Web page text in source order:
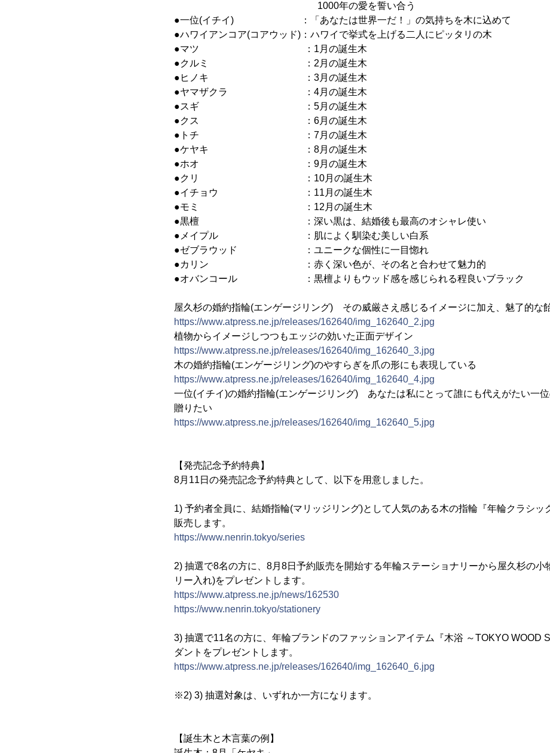
1000年の愛を誓い合う
●一位(イチイ) ：「あなたは世界一だ！」の気持ちを木に込めて
●ハワイアンコア(コアウッド)：ハワイで挙式を上げる二人にピッタリの木
●マツ ：1月の誕生木
●クルミ ：2月の誕生木
●ヒノキ ：3月の誕生木
●ヤマザクラ ：4月の誕生木
●スギ ：5月の誕生木
●クス ：6月の誕生木
●トチ ：7月の誕生木
●ケヤキ ：8月の誕生木
●ホオ ：9月の誕生木
●クリ ：10月の誕生木
●イチョウ ：11月の誕生木
●モミ ：12月の誕生木
●黒檀 ：深い黒は、結婚後も最高のオシャレ使い
●メイプル ：肌によく馴染む美しい白系
●ゼブラウッド ：ユニークな個性に一目惚れ
●カリン ：赤く深い色が、その名と合わせて魅力的
●オバンコール ：黒檀よりもウッド感を感じられる程良いブラック
屋久杉の婚約指輪(エンゲージリング) その威厳さえ感じるイメージに加え、魅了的な
https://www.atpress.ne.jp/releases/162640/img_162640_2.jpg
植物からイメージしつつもエッジの効いた正面デザイン
https://www.atpress.ne.jp/releases/162640/img_162640_3.jpg
木の婚約指輪(エンゲージリング)のやすらぎを爪の形にも表現している
https://www.atpress.ne.jp/releases/162640/img_162640_4.jpg
一位(イチイ)の婚約指輪(エンゲージリング) あなたは私にとって誰にも代えがたい一
贈りたい
https://www.atpress.ne.jp/releases/162640/img_162640_5.jpg
【発売記念予約特典】
8月11日の発売記念予約特典として、以下を用意しました。
1) 予約者全員に、結婚指輪(マリッジリング)として人気のある木の指輪『年輪クラシッ
販売します。
https://www.nenrin.tokyo/series
2) 抽選で8名の方に、8月8日予約販売を開始する年輪ステーショナリーから屋久杉の小
リー入れ)をプレゼントします。
https://www.atpress.ne.jp/news/162530
https://www.nenrin.tokyo/stationery
3) 抽選で11名の方に、年輪ブランドのファッションアイテム『木浴 ～TOKYO WOOD
ダントをプレゼントします。
https://www.atpress.ne.jp/releases/162640/img_162640_6.jpg
※2) 3) 抽選対象は、いずれか一方になります。
【誕生木と木言葉の例】